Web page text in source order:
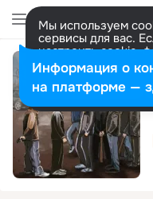
Мы используем
сервисы для вас.
настроить cookie-
представитель.
Разрешить все
Информация о
на платформе —